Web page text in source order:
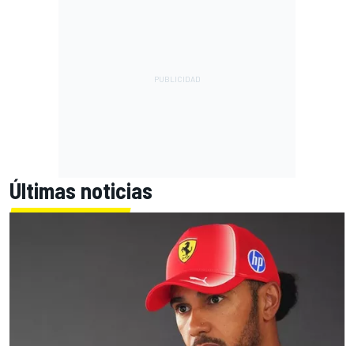
Últimas noticias